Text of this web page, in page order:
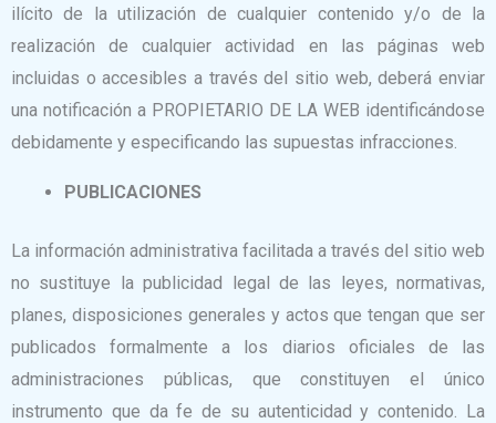
ilícito de la utilización de cualquier contenido y/o de la
realización de cualquier actividad en las páginas web
incluidas o accesibles a través del sitio web, deberá enviar
una notificación a PROPIETARIO DE LA WEB identificándose
debidamente y especificando las supuestas infracciones.
PUBLICACIONES
La información administrativa facilitada a través del sitio web
no sustituye la publicidad legal de las leyes, normativas,
planes, disposiciones generales y actos que tengan que ser
publicados formalmente a los diarios oficiales de las
administraciones públicas, que constituyen el único
instrumento que da fe de su autenticidad y contenido. La